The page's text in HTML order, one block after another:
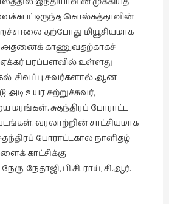
கொல்கத்தாவின்
தற்போது மியூசியமாக
அதனைக் காணுவதற்காகச்
ஏக்கர் பரப்பளவில் உள்ளது
சிவப்பு சுவர்களால் ஆன
உயர சுற்றுச்சுவர்,
மரங்கள். சுதந்திரப் போராட்ட
வரலாற்றின் சாட்சியமாக
போராட்டகால நாளிதழ்
காட்சிக்கு
நேதாஜி, பி.சி. ராய், சி.ஆர்.